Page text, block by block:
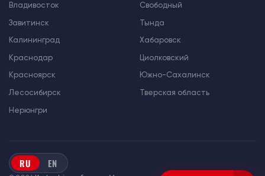
Владивосток
Завитинск
Калининград
Краснодар
Красноярск
Лесосибирск
Нерюнгри
Свободный
Тында
Хабаровск
Циолковский
Южно-Сахалинск
Тверская область
RU EN